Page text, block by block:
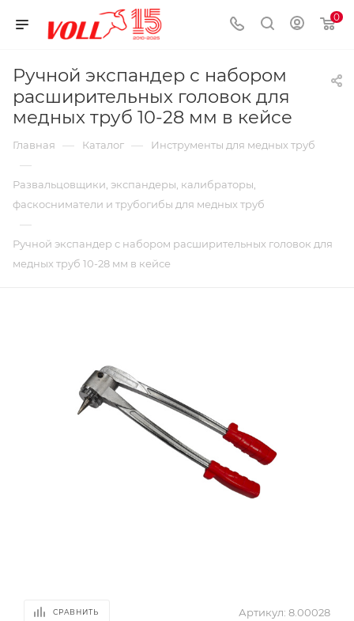
0
Ручной экспандер с набором
расширительных головок для
медных труб 10-28 мм в кейсе
Главная — Каталог — Инструменты для медных труб
—
Развальцовщики, экспандеры, калибраторы,
фаскосниматели и трубогибы для медных труб
—
Ручной экспандер с набором расширительных головок для
медных труб 10-28 мм в кейсе
СРАВНИТЬ Артикул: 8.00028